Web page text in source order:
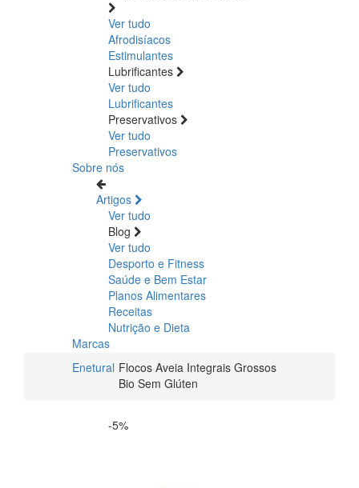
Ver tudo
Afrodisíacos
Estimulantes
Lubrificantes
Ver tudo
Lubrificantes
Preservativos
Ver tudo
Preservativos
Sobre nós
Artigos
Ver tudo
Blog
Ver tudo
Desporto e Fitness
Saúde e Bem Estar
Planos Alimentares
Receitas
Nutrição e Dieta
Marcas
Enetural Flocos Aveia Integrais Grossos
Bio Sem Glúten
-5%